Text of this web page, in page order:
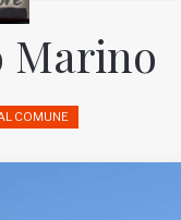
Marino
COMUNE